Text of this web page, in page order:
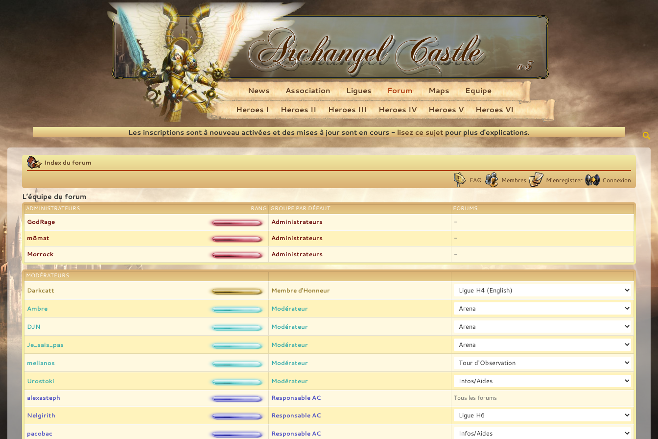
Recherche
Heroes I Heroes II Heroes III Heroes IV Heroes V Heroes VI
News Association Ligues Forum Maps Equipe
Les inscriptions sont à nouveau activées et des mises à jour sont en cours -lisez ce sujetpour plus d'explications.
Index du forum
FAQ Membres M’enregistrer Connexion
L’équipe du forum
RANG
ADMINISTRATEURS GROUPE PAR DÉFAUT FORUMS
GodRage Administrateurs -
m8mat Administrateurs -
Morrock Administrateurs -
MODÉRATEURS
Darkcatt Membre d'Honneur
Ambre Modérateur
DJN Modérateur
Je_sais_pas Modérateur
melianos Modérateur
Urostoki Modérateur
alexasteph Responsable AC Tous les forums
Nelgirith Responsable AC
pacobac Responsable AC